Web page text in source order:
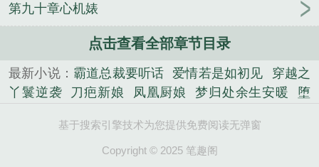
第九十章心机婊
点击查看全部章节目录
最新小说： 霸道总裁要听话 爱情若是如初见
穿越之
丫鬟逆袭
刀疤新娘 凤凰厨娘 梦归处余生安暖
堕
十面埋伏：就想赖着你 魔界球王
青风白露
重生之巅峰强少 修仙纵横两界 守护甜心之血沫泪
基于搜索引擎技术为您提供免费阅读无弹窗
Copyright © 2025 笔趣阁